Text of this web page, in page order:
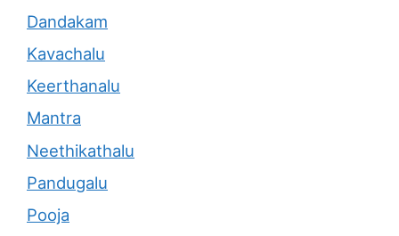
Dandakam
Kavachalu
Keerthanalu
Mantra
Neethikathalu
Pandugalu
Pooja